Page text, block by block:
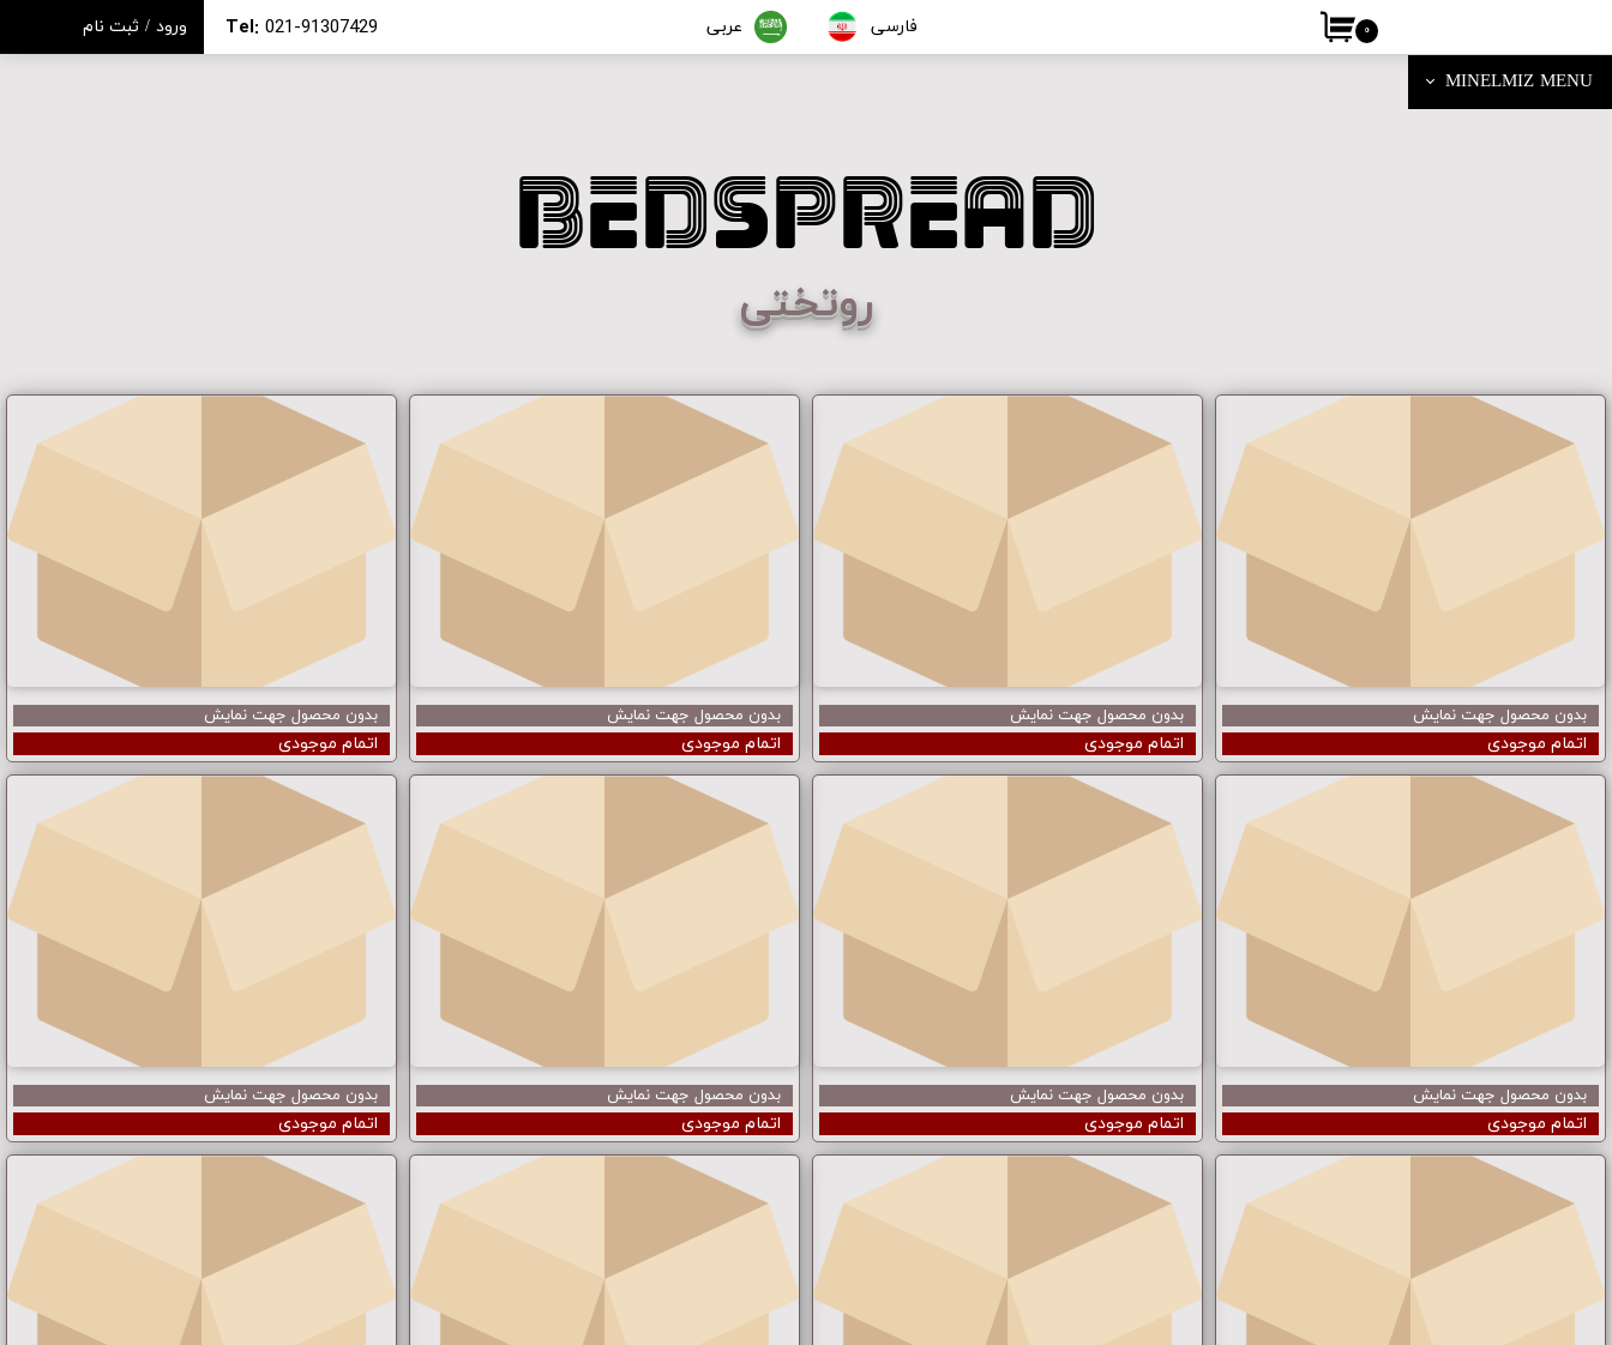
عربی فارسی Tel: 021-91307429 ۰ ورود / ثبت نام
روتختی
بدون محصول جهت نمایش
اتمام موجودی
بدون محصول جهت نمایش
اتمام موجودی
بدون محصول جهت نمایش
اتمام موجودی
بدون محصول جهت نمایش
اتمام موجودی
بدون محصول جهت نمایش
اتمام موجودی
بدون محصول جهت نمایش
اتمام موجودی
بدون محصول جهت نمایش
اتمام موجودی
بدون محصول جهت نمایش
اتمام موجودی
bedspread
MINELMIZ MENU